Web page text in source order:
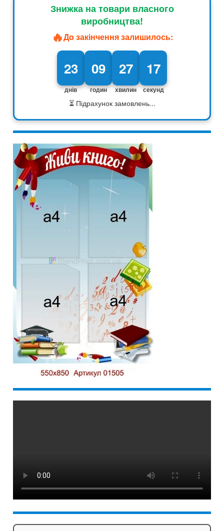
Знижка на товари власного
виробництва!
🔥До закінчення залишилось:
23
днів
09
годин
27
хвилин
15
секунд
⏳ Підрахунок замовлень...